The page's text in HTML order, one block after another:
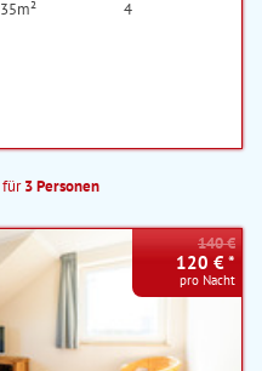
35m² 4
für3 Personen
140 €
120 € *
pro Nacht